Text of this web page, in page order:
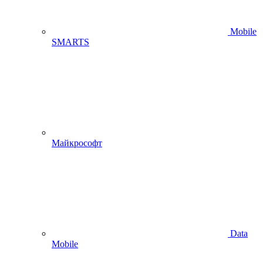
Mobile
SMARTS
Майкрософт
Data
Mobile